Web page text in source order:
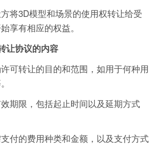
将3D模型和场景的使用权转让给受
享有相应的权益。
让协议的内容
可转让的目的和范围，如用于何种用
期限，包括起止时间以及延期方式
付的费用种类和金额，以及支付方式